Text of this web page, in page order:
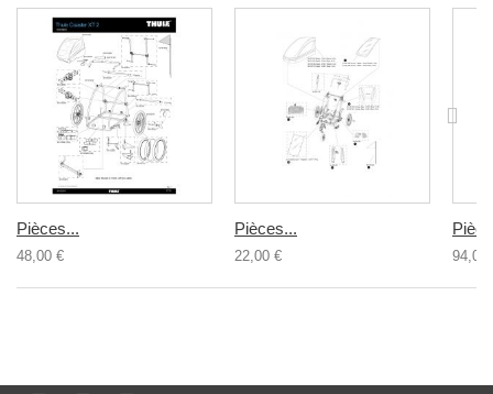
Pièces...
48,00 €
Pièces...
22,00 € 94,00